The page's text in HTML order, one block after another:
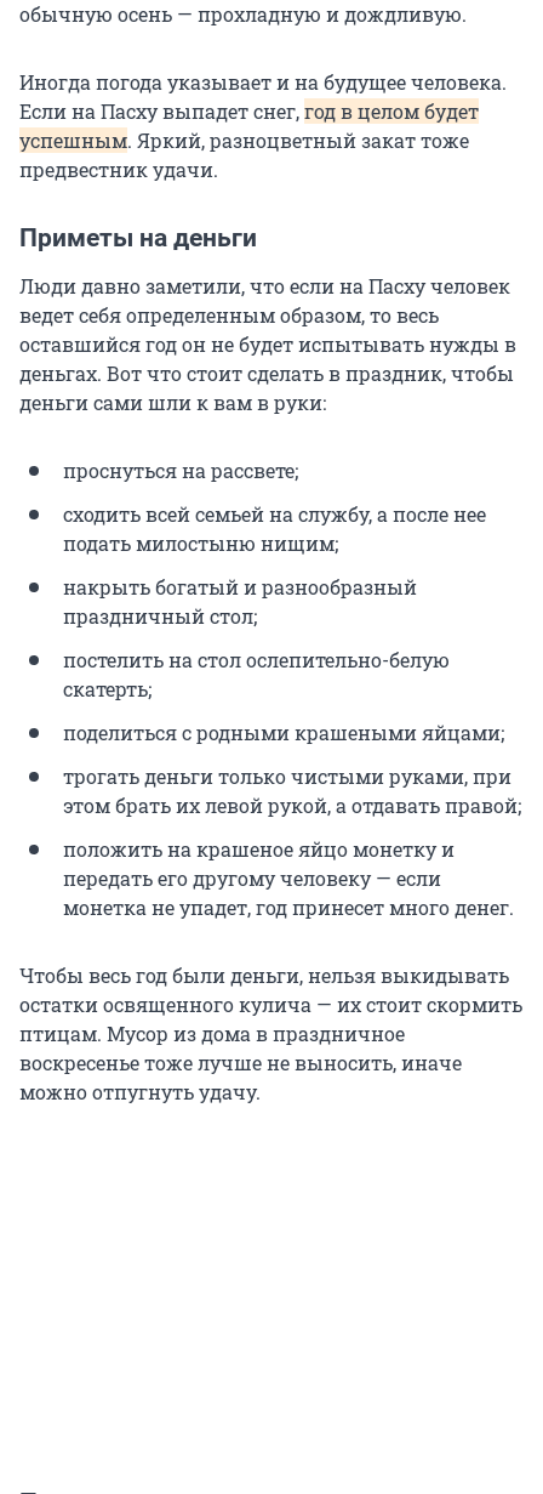
обычную осень — прохладную и дождливую.
Иногда погода указывает и на будущее человека.
Если на Пасху выпадет снег,год в целом будет
успешным. Яркий, разноцветный закат тоже
предвестник удачи.
Приметы на деньги
Люди давно заметили, что если на Пасху человек
ведет себя определенным образом, то весь
оставшийся год он не будет испытывать нужды в
деньгах. Вот что стоит сделать в праздник, чтобы
деньги сами шли к вам в руки:
проснуться на рассвете;
сходить всей семьей на службу, а после нее
подать милостыню нищим;
накрыть богатый и разнообразный
праздничный стол;
постелить на стол ослепительно-белую
скатерть;
поделиться с родными крашеными яйцами;
трогать деньги только чистыми руками, при
этом брать их левой рукой, а отдавать правой;
положить на крашеное яйцо монетку и
передать его другому человеку — если
монетка не упадет, год принесет много денег.
Чтобы весь год были деньги, нельзя выкидывать
остатки освященного кулича — их стоит скормить
птицам. Мусор из дома в праздничное
воскресенье тоже лучше не выносить, иначе
можно отпугнуть удачу.